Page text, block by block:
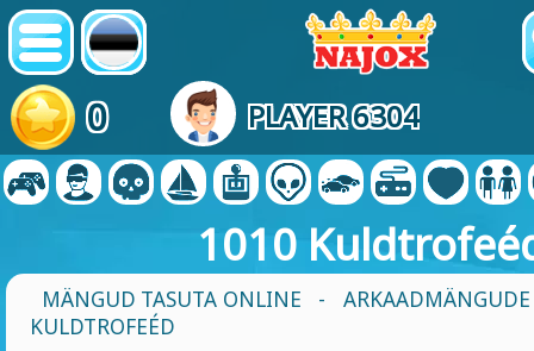
0 PLAYER 6304
1010
MÄNGUD TASUTA ONLINE -
KULDTROFEÉD